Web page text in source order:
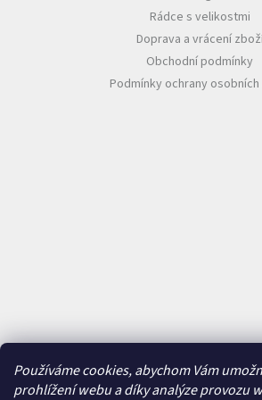
Používáme cookies, abychom Vám
prohlížení webu a díky analýze provozu
Rádce s velikostmi
Doprava a vrácení
Obchodní podmínky
Podmínky ochrany osobních